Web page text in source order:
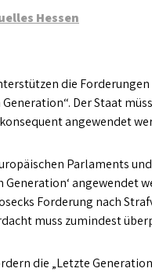
Hessen
die
Der Staat
angewendet
Parlaments
Generation‘ angewendet
Forderung nach
muss zumindest
die „Letzte